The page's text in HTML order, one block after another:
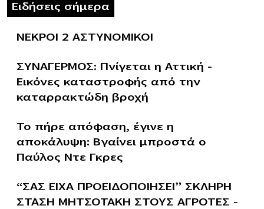
Ειδήσεις σήμερα
ΝΕΚΡΟΙ 2 ΑΣΤΥΝΟΜΙΚΟΙ
ΣΥΝΑΓΕΡΜΟΣ: Πνίγεται η Αττική –
Εικόνες καταστροφής από την
καταρρακτώδη βροχή
Το πήρε απόφαση, έγινε η
αποκάλυψη: Βγαίνει μπροστά ο
Παύλος Ντε Γκρες
“ΣΑΣ ΕΙΧΑ ΠΡΟΕΙΔΟΠΟΙΗΣΕΙ” ΣΚΛΗΡΗ
ΣΤΑΣΗ ΜΗΤΣΟΤΑΚΗ ΣΤΟΥΣ ΑΓΡΟΤΕΣ –